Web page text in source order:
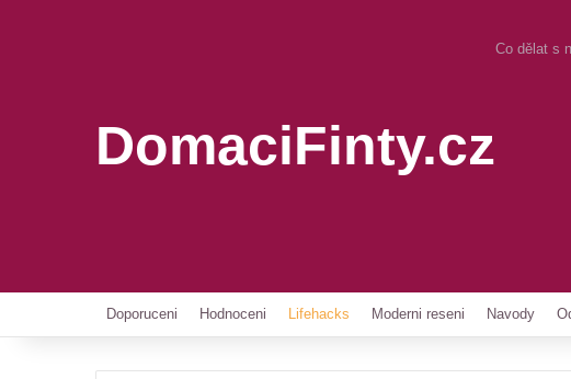
DomaciFinty.cz
Co dělat s
Doporuceni Hodnoceni Lifehacks Moderni reseni Navody